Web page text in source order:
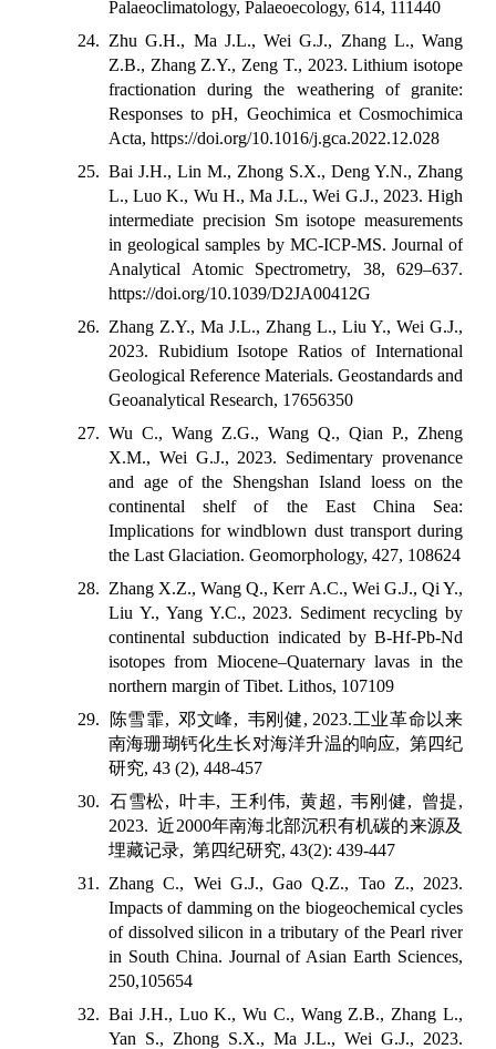
Palaeoclimatology, Palaeoecology, 614, 111440
24. Zhu G.H., Ma J.L., Wei G.J., Zhang L., Wang
Z.B., Zhang Z.Y., Zeng T., 2023. Lithium isotope
fractionation during the weathering of granite:
Responses to pH, Geochimica et Cosmochimica
Acta, https://doi.org/10.1016/j.gca.2022.12.028
25. Bai J.H., Lin M., Zhong S.X., Deng Y.N., Zhang
L., Luo K., Wu H., Ma J.L., Wei G.J., 2023. High
intermediate precision Sm isotope measurements
in geological samples by MC-ICP-MS. Journal of
Analytical Atomic Spectrometry, 38, 629–637.
https://doi.org/10.1039/D2JA00412G
26. Zhang Z.Y., Ma J.L., Zhang L., Liu Y., Wei G.J.,
2023. Rubidium Isotope Ratios of International
Geological Reference Materials. Geostandards and
Geoanalytical Research, 17656350
27. Wu C., Wang Z.G., Wang Q., Qian P., Zheng
X.M., Wei G.J., 2023. Sedimentary provenance
and age of the Shengshan Island loess on the
continental shelf of the East China Sea:
Implications for windblown dust transport during
the Last Glaciation. Geomorphology, 427, 108624
28. Zhang X.Z., Wang Q., Kerr A.C., Wei G.J., Qi Y.,
Liu Y., Yang Y.C., 2023. Sediment recycling by
continental subduction indicated by B-Hf-Pb-Nd
isotopes from Miocene–Quaternary lavas in the
northern margin of Tibet. Lithos, 107109
29.
陈雪霏, 邓文峰, 韦刚健, 2023.工业革命以来
南海珊瑚钙化生长对海洋升温的响应, 第四纪
研究, 43 (2), 448-457
30. 石雪松, 叶丰, 王利伟, 黄超 , 韦刚健, 曾提,
2023. 近2000年南海北部沉积有机碳的来源及
埋藏记录, 第四纪研究, 43(2): 439-447
31. Zhang C., Wei G.J., Gao Q.Z., Tao Z., 2023.
Impacts of damming on the biogeochemical cycles
of dissolved silicon in a tributary of the Pearl river
in South China. Journal of Asian Earth Sciences,
250,105654
32. Bai J.H., Luo K., Wu C., Wang Z.B., Zhang L.,
Yan S., Zhong S.X., Ma J.L., Wei G.J., 2023.